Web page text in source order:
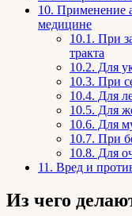
10. Применение
медицине
10.1. При
тракта
10.2. Для
10.3. При
10.4. Для
10.5. Для
10.6. Для
10.7. При
10.8. Для
11. Вред и
Из чего